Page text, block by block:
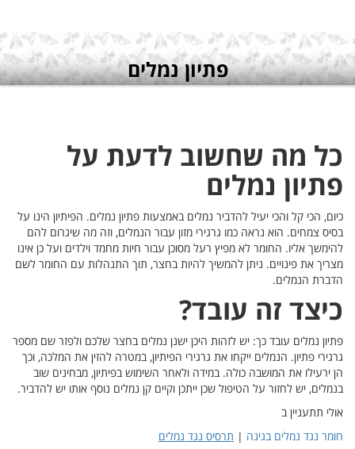
הינו על
להם
כן אינו
לשם
שם מספר
וכך
שוב
להדביר.